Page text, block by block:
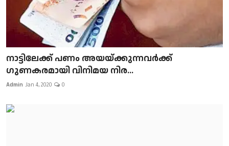
നാട്ടിലേക്ക് പണം അയയ്ക്കുന്നവർക്ക്
ഗുണകരമായി വിനിമയ നിര...
Admin Jan 4, 2020 0